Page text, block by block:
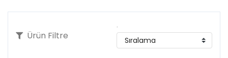
Ürün Filtre
.